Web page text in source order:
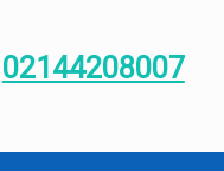
02144208007